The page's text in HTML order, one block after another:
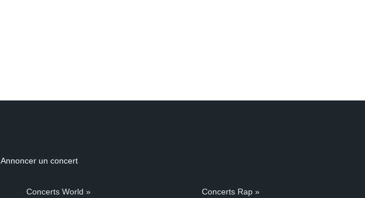
Annoncer un concert
Concerts World » Concerts Rap »